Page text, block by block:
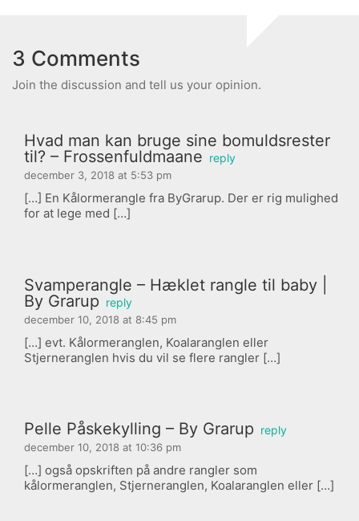
3 Comments
Join the discussion and tell us your opinion.
Hvad man kan bruge sine bomuldsrester
til? – Frossenfuldmaane reply
december 3, 2018 at 5:53 pm
[…] En Kålormerangle fra ByGrarup. Der er rig mulighed
for at lege med […]
Svamperangle – Hæklet rangle til baby |
By Grarup reply
december 10, 2018 at 8:45 pm
[…] evt. Kålormeranglen, Koalaranglen eller
Stjerneranglen hvis du vil se flere rangler […]
Pelle Påskekylling – By Grarup reply
december 10, 2018 at 10:36 pm
[…] også opskriften på andre rangler som
kålormeranglen, Stjerneranglen, Koalaranglen eller […]